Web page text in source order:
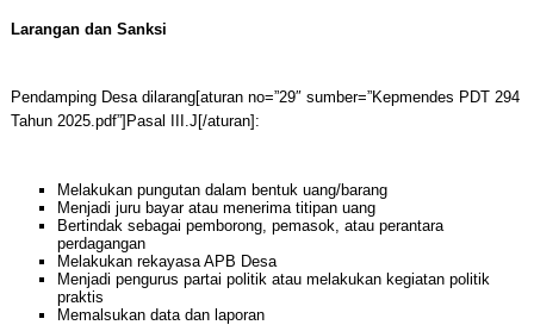
Larangan dan Sanksi
Pendamping Desa dilarang[aturan no=”29″ sumber=”Kepmendes PDT 294
Tahun 2025.pdf”]Pasal III.J[/aturan]:
Melakukan pungutan dalam bentuk uang/barang
Menjadi juru bayar atau menerima titipan uang
Bertindak sebagai pemborong, pemasok, atau perantara
perdagangan
Melakukan rekayasa APB Desa
Menjadi pengurus partai politik atau melakukan kegiatan politik
praktis
Memalsukan data dan laporan